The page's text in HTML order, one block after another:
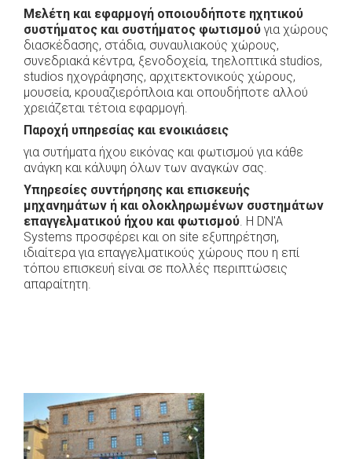
Μελέτη και εφαρμογή οποιουδήποτε ηχητικού
συστήματος και συστήματος φωτισμού για χώρους
διασκέδασης, στάδια, συναυλιακούς χώρους,
συνεδριακά κέντρα, ξενοδοχεία, τηελοπτικά studios,
studios ηχογράφησης, αρχιτεκτονικούς χώρους,
μουσεία, κρουαζιερόπλοια και οπουδήποτε αλλού
χρειάζεται τέτοια εφαρμογή.
Παροχή υπηρεσίας και ενοικιάσεις
για συτήματα ήχου εικόνας και φωτισμού για κάθε
ανάγκη και κάλυψη όλων των αναγκών σας.
Υπηρεσίες συντήρησης και επισκευής
μηχανημάτων ή και ολοκληρωμένων συστημάτων
επαγγελματικού ήχου και φωτισμού. Η DN'A
Systems προσφέρει και on site εξυπηρέτηση,
ιδιαίτερα για επαγγελματικούς χώρους που η επί
τόπου επισκευή είναι σε πολλές περιπτώσεις
απαραίτητη.